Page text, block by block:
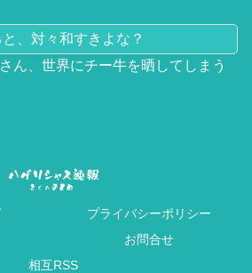
、対々和すきよな？
ん、世界にチー牛を晒してしまう
プライバシーポリシー
お問合せ
相互RSS